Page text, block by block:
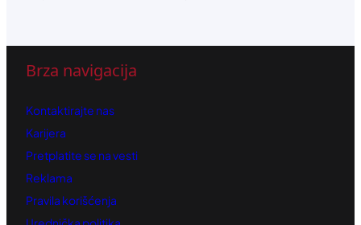
Brza navigacija
Kontaktirajte nas
Karijera
Pretplatite se na vesti
Reklama
Pravila korišćenja